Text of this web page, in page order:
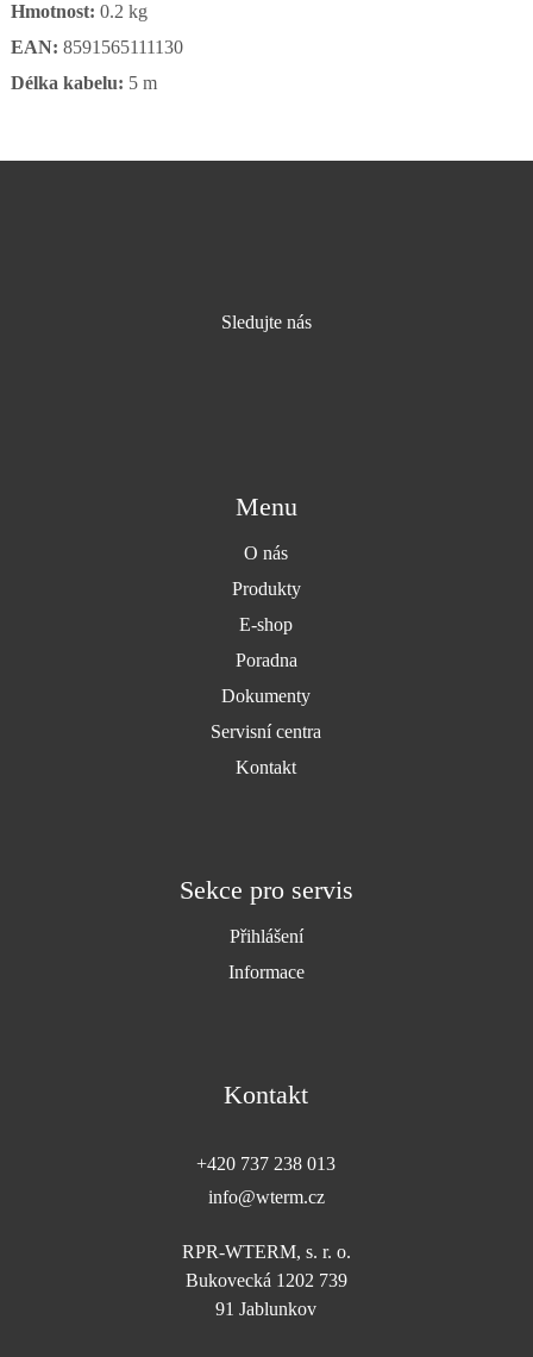
Hmotnost: 0.2 kg
EAN: 8591565111130
Délka kabelu: 5 m
Sledujte nás
Menu
O nás
Produkty
E-shop
Poradna
Dokumenty
Servisní centra
Kontakt
Sekce pro servis
Přihlášení
Informace
Kontakt
+420 737 238 013
info@wterm.cz
RPR-WTERM, s. r. o.
Bukovecká 1202 739
91 Jablunkov